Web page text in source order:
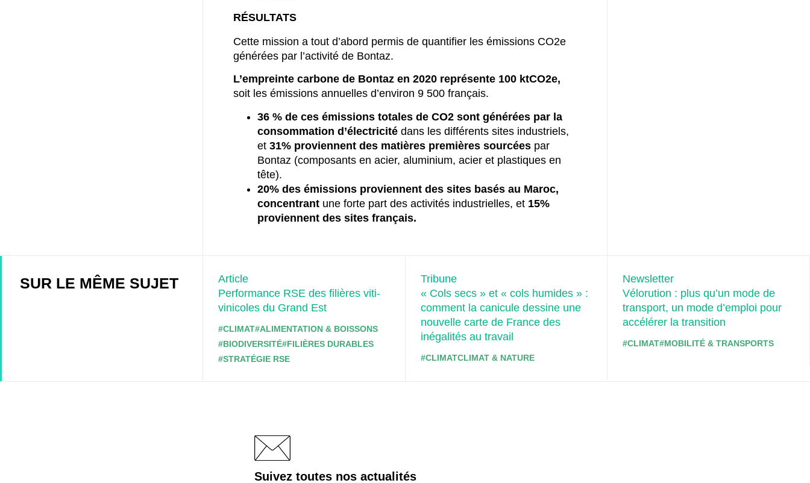
RÉSULTATS
Cette mission a tout d’abord permis de quantifier les émissions CO2e
générées par l’activité de Bontaz.
L’empreinte carbone de Bontaz en 2020 représente 100 ktCO2e,
soit les émissions annuelles d’environ 9 500 français.
36 % de ces émissions totales de CO2 sont générées par la
consommation d’électricité dans les différents sites industriels,
et 31% proviennent des matières premières sourcées par
Bontaz (composants en acier, aluminium, acier et plastiques en
tête).
20% des émissions proviennent des sites basés au Maroc,
concentrant une forte part des activités industrielles, et 15%
proviennent des sites français.
SUR LE MÊME SUJET
Article
Performance RSE des filières viti-
vinicoles du Grand Est
#CLIMAT#ALIMENTATION & BOISSONS
#BIODIVERSITÉ#FILIÈRES DURABLES
#STRATÉGIE RSE
Tribune
« Cols secs » et « cols humides » :
comment la canicule dessine une
nouvelle carte de France des
inégalités au travail
#CLIMATCLIMAT & NATURE
Newsletter
Vélorution : plus qu’un mode de
transport, un mode d’emploi pour
accélérer la transition
#CLIMAT#MOBILITÉ & TRANSPORTS
Suivez toutes nos actualités